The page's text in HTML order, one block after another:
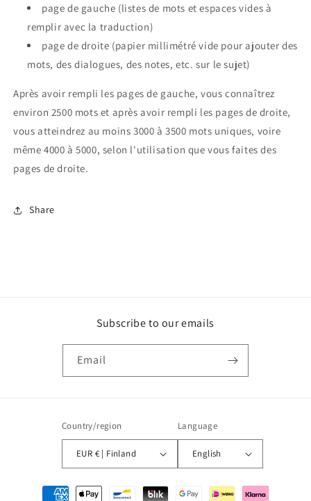
page de gauche (listes de mots et espaces vides à
remplir avec la traduction)
page de droite (papier millimétré vide pour ajouter des
mots, des dialogues, des notes, etc. sur le sujet)
Après avoir rempli les pages de gauche, vous connaîtrez
environ 2500 mots et après avoir rempli les pages de droite,
vous atteindrez au moins 3000 à 3500 mots uniques, voire
même 4000 à 5000, selon l'utilisation que vous faites des
pages de droite.
Share
Subscribe to our emails
Email
Country/region
EUR € | Finland
Language
English
Payment